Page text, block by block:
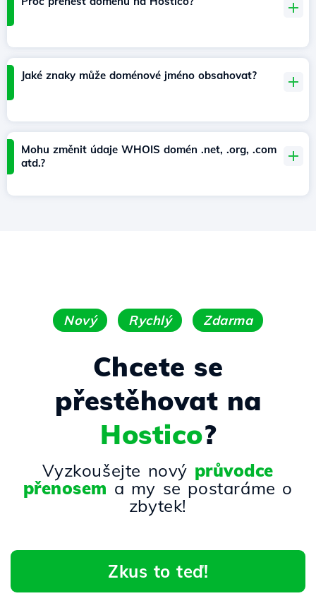
Jaké znaky může doménové jméno obsahovat?
Mohu změnit údaje WHOIS domén .net, .org, .com
atd.?
Nový Rychlý Zdarma
Chcete se
přestěhovat na
Hostico?
Vyzkoušejte nový průvodce
přenosem a my se postaráme o
zbytek!
Zkus to teď!